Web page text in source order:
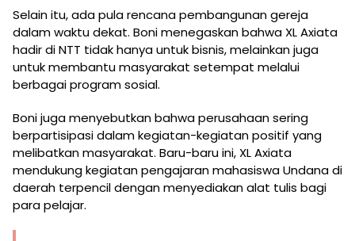
Selain itu, ada pula rencana pembangunan gereja
dalam waktu dekat. Boni menegaskan bahwa XL Axiata
hadir di NTT tidak hanya untuk bisnis, melainkan juga
untuk membantu masyarakat setempat melalui
berbagai program sosial.
Boni juga menyebutkan bahwa perusahaan sering
berpartisipasi dalam kegiatan-kegiatan positif yang
melibatkan masyarakat. Baru-baru ini, XL Axiata
mendukung kegiatan pengajaran mahasiswa Undana di
daerah terpencil dengan menyediakan alat tulis bagi
para pelajar.